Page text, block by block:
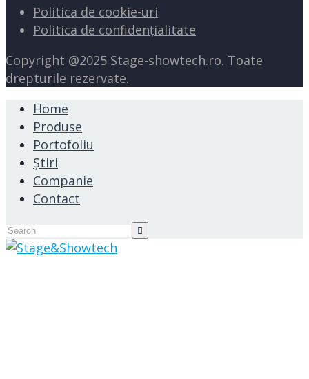
Politica de cookie-uri
Politica de confidențialitate
Copyright @2025 Stage-showtech.ro. Toate
drepturile rezervate.
Home
Produse
Portofoliu
Știri
Companie
Contact